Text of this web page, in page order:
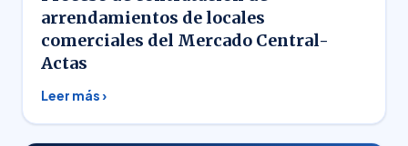
arrendamientos de locales
comerciales del Mercado Central-
Actas
Leer más ›